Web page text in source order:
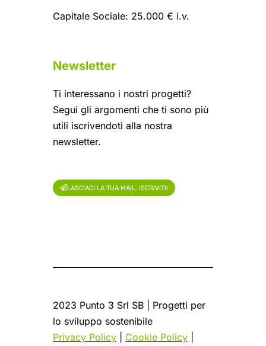
Capitale Sociale: 25.000 € i.v.
Newsletter
Ti interessano i nostri progetti?
Segui gli argomenti che ti sono più
utili iscrivendoti alla nostra
newsletter.
LASCIACI LA TUA MAIL, ISCRIVITI!
2023 Punto 3 Srl SB | Progetti per
lo sviluppo sostenibile
Privacy Policy
Cookie Policy